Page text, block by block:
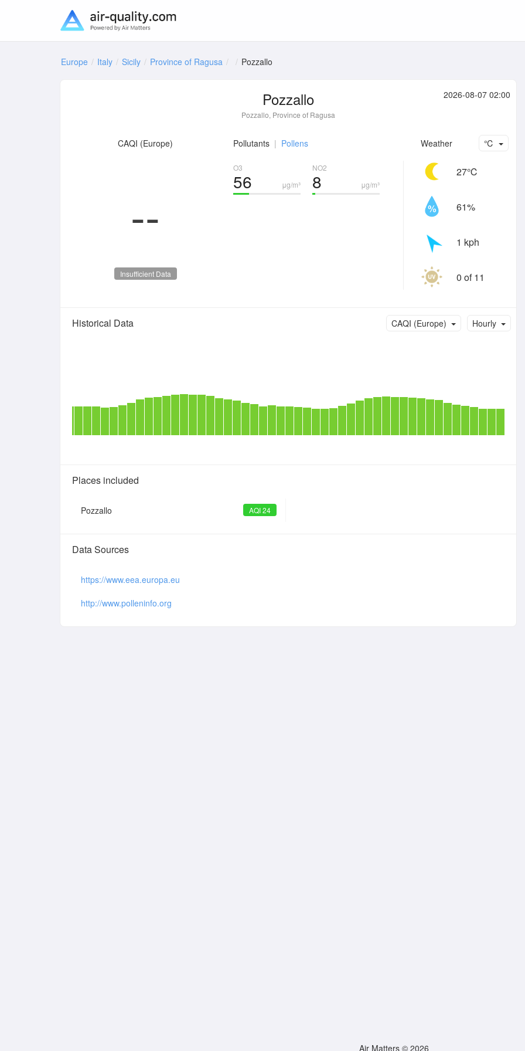
Europe Italy Sicily Province of Ragusa Pozzallo
Pozzallo
Pozzallo, Province of Ragusa
2026-08-07 02:00
CAQI (Europe)
Insufficient Data
--
Pollutants | Pollens
O3
μg/m³
56
NO2
μg/m³
8
Weather ℃
27℃
61%
1 kph
0 of 11
Historical Data Hourly
CAQI (Europe)
Places included
Pozzallo AQI 24
Data Sources
https://www.eea.europa.eu
http://www.polleninfo.org
Air Matters © 2026